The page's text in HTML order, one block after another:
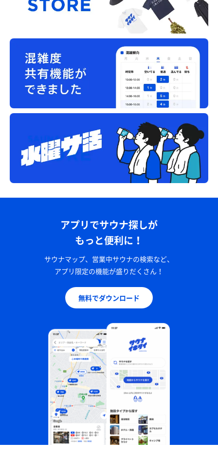
アプリでサウナ探しが
もっと便利に！
サウナマップ、営業中サウナの検索など、
アプリ限定の機能が盛りだくさん！
無料でダウンロード